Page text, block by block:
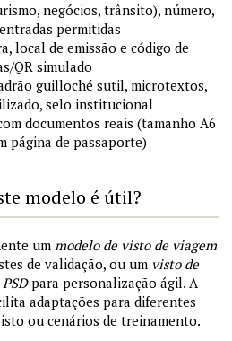
negócios, trânsito), número,
permitidas
local de emissão e código de
QR simulado
guilloché sutil, microtextos,
selo institucional
documentos reais (tamanho A6
página de passaporte)
modelo é útil?
um modelo de visto de viagem
de validação, ou um visto de
para personalização ágil. A
adaptações para diferentes
ou cenários de treinamento.